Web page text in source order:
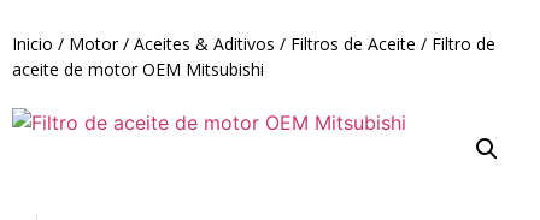
Inicio / Motor/ Aceites & Aditivos / Filtros de Aceite / Filtro de
aceite de motor OEM Mitsubishi